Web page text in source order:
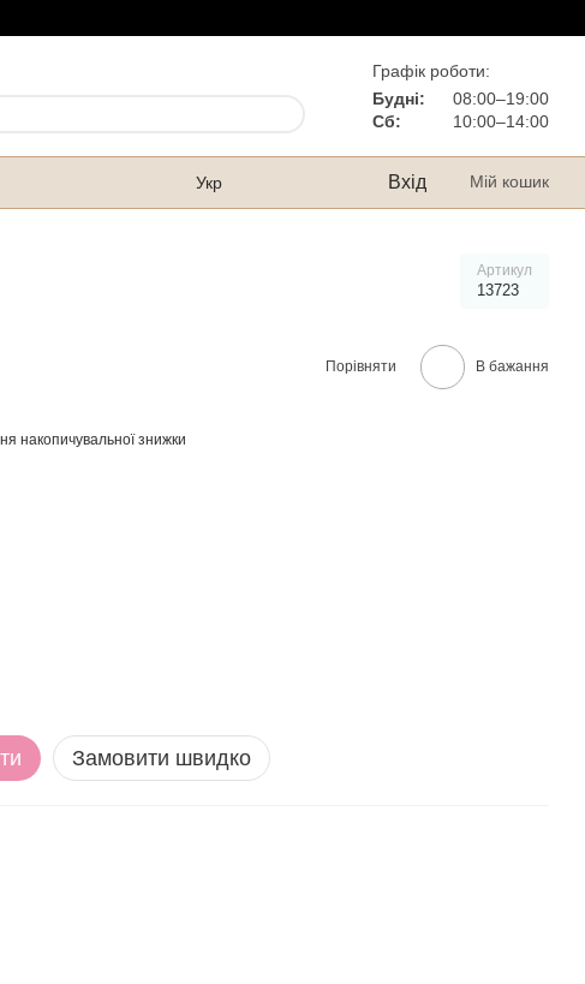
Графік роботи:
Будні:
08:00–19:00
Сб:
10:00–14:00
Укр Вхід Мій кошик
Артикул
13723
Порівняти В бажання
накопичувальної знижки
Замовити швидко